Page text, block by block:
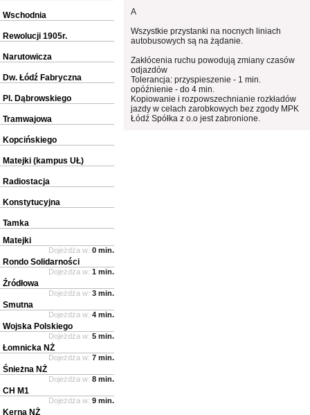
A
Wszystkie przystanki na nocnych liniach
autobusowych są na żądanie.
Zakłócenia ruchu powodują zmiany czasów
odjazdów
Tolerancja: przyspieszenie - 1 min.
opóźnienie - do 4 min.
Kopiowanie i rozpowszechnianie rozkładów
jazdy w celach zarobkowych bez zgody MPK
Łódź Spółka z o.o jest zabronione.
Wschodnia
Rewolucji 1905r.
Narutowicza
Dw. Łódź Fabryczna
Pl. Dąbrowskiego
Tramwajowa
Kopcińskiego
Matejki (kampus UŁ)
Radiostacja
Konstytucyjna
Tamka
Matejki
Dojeżdża w: 0 min.
Rondo Solidarności
Dojeżdża w: 1 min.
Źródłowa
Dojeżdża w: 3 min.
Smutna
Dojeżdża w: 4 min.
Wojska Polskiego
Dojeżdża w: 5 min.
Łomnicka NŻ
Dojeżdża w: 7 min.
Śnieżna NŻ
Dojeżdża w: 8 min.
CH M1
Dojeżdża w: 9 min.
Kerna NŻ